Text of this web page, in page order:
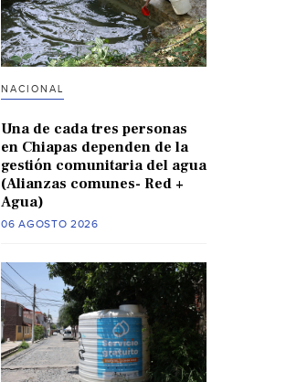
NACIONAL
Una de cada tres personas
en Chiapas dependen de la
gestión comunitaria del agua
(Alianzas comunes- Red +
Agua)
06 AGOSTO 2026